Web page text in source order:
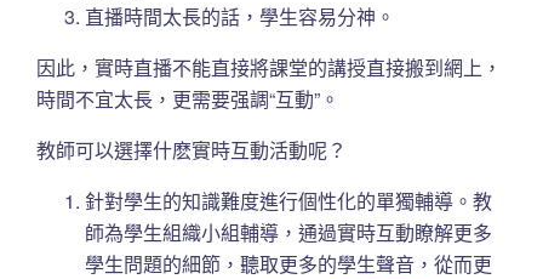
直播時間太長的話，學生容易分神。
因此，實時直播不能直接將課堂的講授直接搬到網上，
時間不宜太長，更需要强調“互動”。
教師可以選擇什麽實時互動活動呢？
針對學生的知識難度進行個性化的單獨輔導。教
師為學生組織小組輔導，通過實時互動瞭解更多
學生問題的細節，聽取更多的學生聲音，從而更